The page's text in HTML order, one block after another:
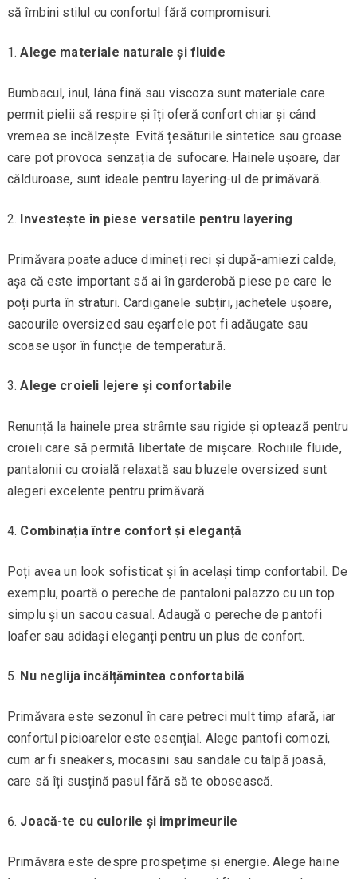
să îmbini stilul cu confortul fără compromisuri.
Alege materiale naturale și fluide
Bumbacul, inul, lâna fină sau viscoza sunt materiale care
permit pielii să respire și îți oferă confort chiar și când
vremea se încălzește. Evită țesăturile sintetice sau groase
care pot provoca senzația de sufocare. Hainele ușoare, dar
călduroase, sunt ideale pentru layering-ul de primăvară.
Investește în piese versatile pentru layering
Primăvara poate aduce dimineți reci și după-amiezi calde,
așa că este important să ai în garderobă piese pe care le
poți purta în straturi. Cardiganele subțiri, jachetele ușoare,
sacourile oversized sau eșarfele pot fi adăugate sau
scoase ușor în funcție de temperatură.
Alege croieli lejere și confortabile
Renunță la hainele prea strâmte sau rigide și optează pentru
croieli care să permită libertate de mișcare. Rochiile fluide,
pantalonii cu croială relaxată sau bluzele oversized sunt
alegeri excelente pentru primăvară.
Combinația între confort și eleganță
Poți avea un look sofisticat și în același timp confortabil. De
exemplu, poartă o pereche de pantaloni palazzo cu un top
simplu și un sacou casual. Adaugă o pereche de pantofi
loafer sau adidași eleganți pentru un plus de confort.
Nu neglija încălțămintea confortabilă
Primăvara este sezonul în care petreci mult timp afară, iar
confortul picioarelor este esențial. Alege pantofi comozi,
cum ar fi sneakers, mocasini sau sandale cu talpă joasă,
care să îți susțină pasul fără să te obosească.
Joacă-te cu culorile și imprimeurile
Primăvara este despre prospețime și energie. Alege haine